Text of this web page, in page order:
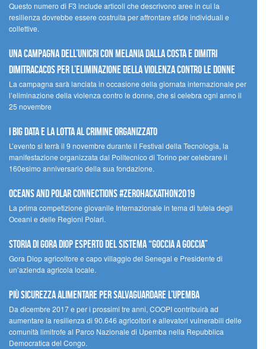
Questo numero di F3 include articoli che descrivono aree in cui la
resilienza dovrebbe essere costruita per affrontare sfide individuali e
collettive.
Una campagna dell’UNICRI con Melania Dalla Costa e Dimitri
Dimitracacos per l’eliminazione della violenza contro le donne
La campagna sarà lanciata in occasione della giornata internazionale per
l’eliminazione della violenza contro le donne, che si celebra ogni anno il
25 novembre
I Big Data e la lotta al crimine organizzato
L’evento si terrà il 9 novembre durante il Festival della Tecnologia, la
manifestazione organizzata dal Politecnico di Torino per celebrare il
160esimo anniversario della sua fondazione.
Oceans and Polar Connections #ZEROHackathon2019
La prima competizione giovanile Internazionale in tema di tutela degli
Oceani e delle Regioni Polari.
STORIA DI GORA DIOP ESPERTO DEL SISTEMA “GOCCIA A GOCCIA”
Gora Diop agricoltore e capo villaggio del Senegal e Presidente di
un’azienda agricola locale.
Più sicurezza alimentare per salvaguardare l’Upemba
Da dicembre 2017 e per i prossimi tre anni, COOPI contribuirà ad
aumentare la resilienza di 90.646 agricoltori e allevatori vulnerabili delle
comunità limitrofe al Parco Nazionale di Upemba nella Repubblica
Democratica del Congo.